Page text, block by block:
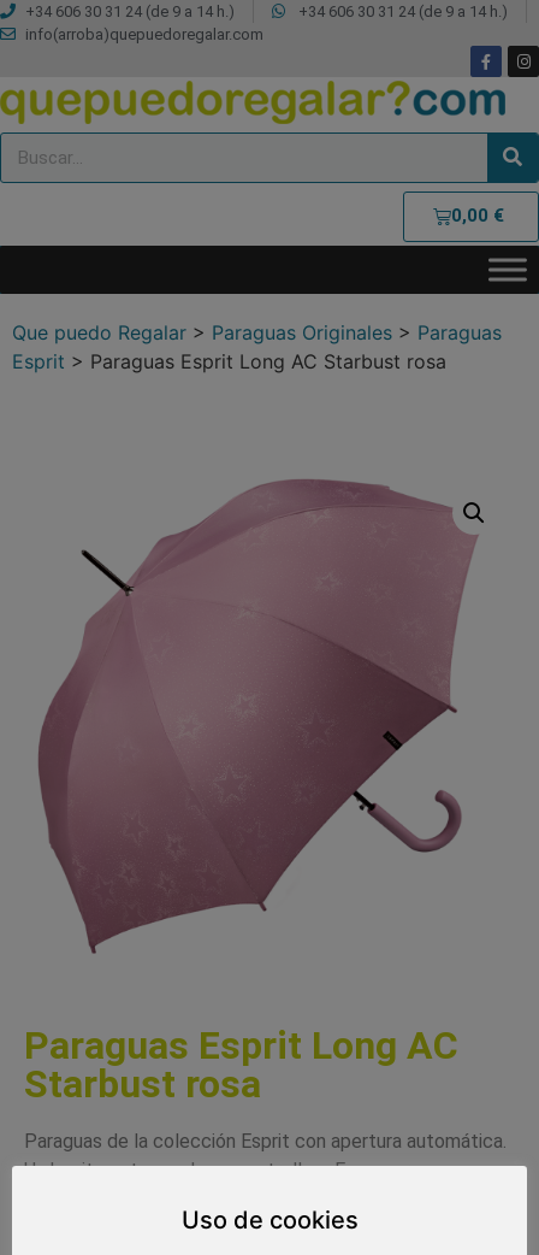
+34 606 30 31 24 (de 9 a 14 h.)
+34 606 30 31 24 (de 9 a 14 h.)
info(arroba)quepuedoregalar.com
0,00 €
Que puedo Regalar > Paraguas Originales > Paraguas
Esprit > Paraguas Esprit Long AC Starbust rosa
Paraguas Esprit Long AC
Starbust rosa
Paraguas de la colección Esprit con apertura automática.
Un bonito estampado con estrellas. Es un paraguas
pongee es de gran calidad y extra resistente.
Uso de cookies